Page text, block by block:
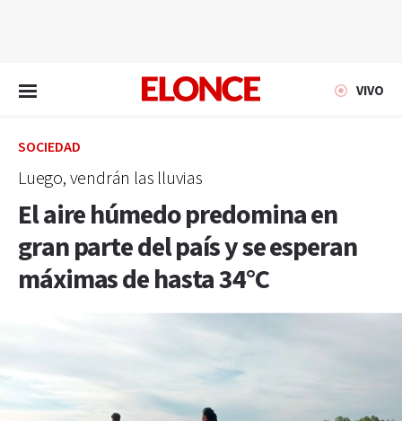
VIVO
SOCIEDAD
Luego, vendrán las lluvias
El aire húmedo predomina en
gran parte del país y se esperan
máximas de hasta 34°C